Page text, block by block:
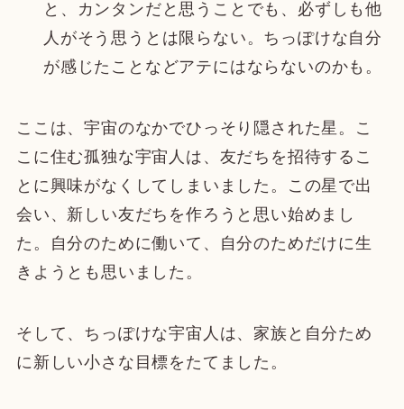
と、カンタンだと思うことでも、必ずしも他
人がそう思うとは限らない。ちっぽけな自分
が感じたことなどアテにはならないのかも。
ここは、宇宙のなかでひっそり隠された星。こ
こに住む孤独な宇宙人は、友だちを招待するこ
とに興味がなくしてしまいました。この星で出
会い、新しい友だちを作ろうと思い始めまし
た。自分のために働いて、自分のためだけに生
きようとも思いました。
そして、ちっぽけな宇宙人は、家族と自分ため
に新しい小さな目標をたてました。